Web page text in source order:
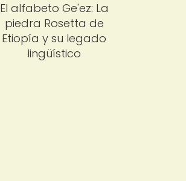
El alfabeto Ge'ez: La
piedra Rosetta de
Etiopía y su legado
lingüístico